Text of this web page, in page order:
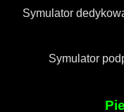
Symulator
Symulator